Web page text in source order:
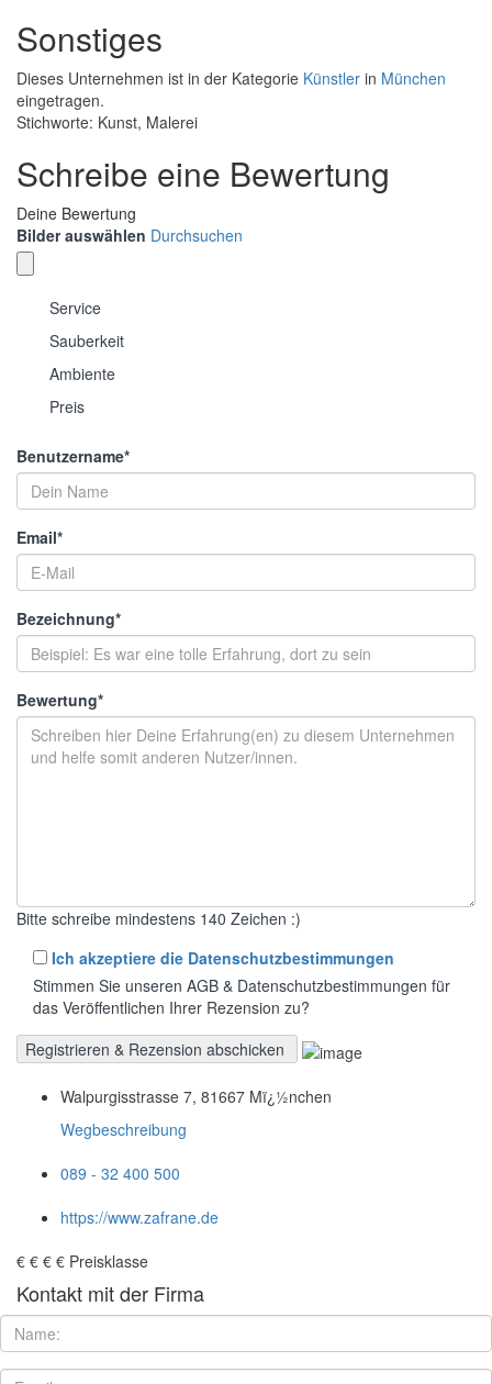
Sonstiges
Dieses Unternehmen ist in der Kategorie Künstler in München
eingetragen.
Stichworte: Kunst, Malerei
Schreibe eine Bewertung
Deine Bewertung
Bilder auswählen Durchsuchen
Service
Sauberkeit
Ambiente
Preis
Benutzername*
Email*
Bezeichnung*
Bewertung*
Bitte schreibe mindestens 140 Zeichen :)
Ich akzeptiere die Datenschutzbestimmungen
Stimmen Sie unseren AGB & Datenschutzbestimmungen für
das Veröffentlichen Ihrer Rezension zu?
Walpurgisstrasse 7, 81667 Mï¿½nchen
Wegbeschreibung
089 - 32 400 500
https://www.zafrane.de
€ € € € Preisklasse
Kontakt mit der Firma